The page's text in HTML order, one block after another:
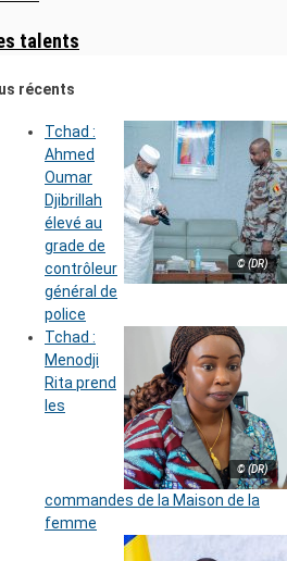
talents
récents
© (DR)
Tchad :
Ahmed
Oumar
Djibrillah
élevé au
grade de
contrôleur
général de
police
© (DR)
Tchad :
Menodji
Rita prend
les
commandes de la Maison de la
femme